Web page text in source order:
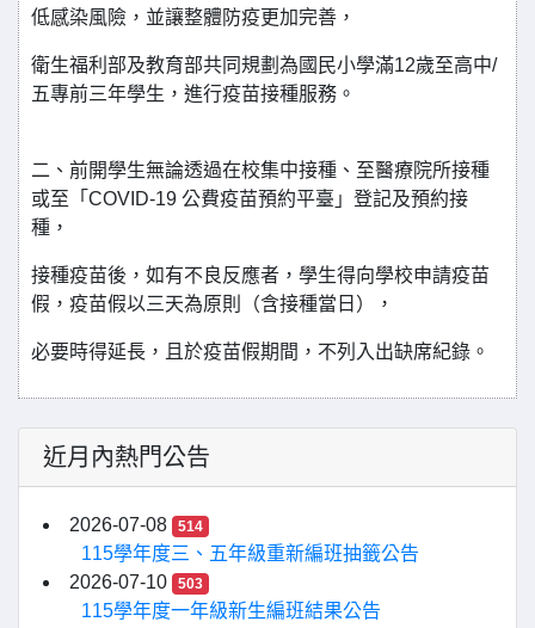
低感染風險，並讓整體防疫更加完善，
衛生福利部及教育部共同規劃為國民小學滿12歲至高中/
五專前三年學生，進行疫苗接種服務。
二、前開學生無論透過在校集中接種、至醫療院所接種
或至「COVID-19 公費疫苗預約平臺」登記及預約接
種，
接種疫苗後，如有不良反應者，學生得向學校申請疫苗
假，疫苗假以三天為原則（含接種當日），
必要時得延長，且於疫苗假期間，不列入出缺席紀錄。
近月內熱門公告
2026-07-08 514
115學年度三、五年級重新編班抽籤公告
2026-07-10
503
115學年度一年級新生編班結果公告